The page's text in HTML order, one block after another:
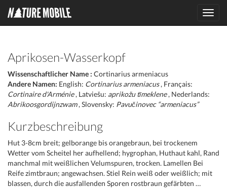
Aprikosen-Wasserkopf
Wissenschaftlicher Name : Cortinarius armeniacus
Andere Namen: English: Cortinarius armeniacus, Français:
Cortinaire d'Arménie, Latviešu: aprikožu tīmeklene, Nederlands:
Abrikoosgordijnzwam, Slovensky: Pavučinovec “armeniacus”
Kurzbeschreibung
Hut 3-8cm breit; gelborange bis orangebraun, bei trockenem
Wetter vom Scheitel her aufhellend; hygrophan, Huthaut kahl, Rand
manchmal mit weißlichen Velumspuren, trocken. Lamellen Bei
Reife zimtbraun; angewachsen. Stiel Rein weiß oder weißlich; mit
blassen, durch die ausfallenden Sporen rostbraun gefärbten …